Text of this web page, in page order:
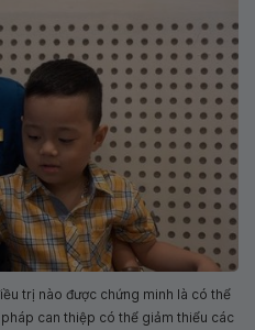
trị nào được chứng minh là có thể
can thiệp có thể giảm thiểu các